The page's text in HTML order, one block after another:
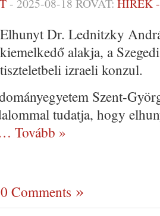
- 2025-08-18 ROVAT: HÍREK
Elhunyt Dr. Lednitzky
kiemelkedő alakja, a
tiszteletbeli izraeli konzul.
Szent-
tudatja, hogy
Tovább »
0 Comments